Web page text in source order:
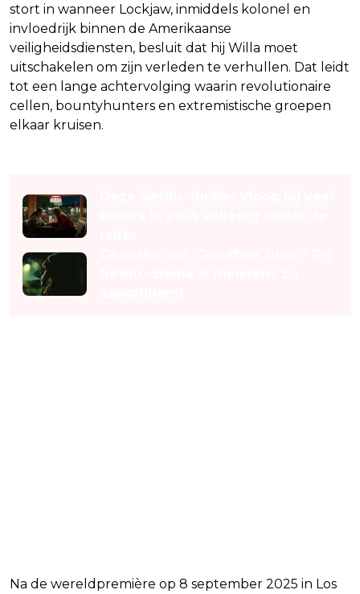
stort in wanneer Lockjaw, inmiddels kolonel en
invloedrijk binnen de Amerikaanse
veiligheidsdiensten, besluit dat hij Willa moet
uitschakelen om zijn verleden te verhullen. Dat leidt
tot een lange achtervolging waarin revolutionaire
cellen, bountyhunters en extremistische groepen
elkaar kruisen.
Na de wereldpremière op 8 september 2025 in Los